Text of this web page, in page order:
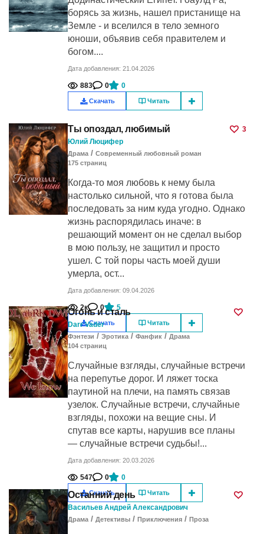
борясь за жизнь, нашел пристанище на
Земле - и вселился в тело земного
юноши, объявив себя правителем и
богом....
Дата добавления: 21.04.2026
883 0 0
Скачать Читать
Ты опоздал, любимый
3
Юлий Люцифер
Драма / Современный любовный роман
175 cтраниц
Когда-то моя любовь к нему была
настолько сильной, что я готова была
последовать за ним куда угодно. Однако
жизнь распорядилась иначе: в
решающий момент он не сделал выбор
в мою пользу, не защитил и просто
ушел. С той поры часть моей души
умерла, ост...
Дата добавления: 09.04.2026
2к 0 5
Скачать Читать
Огонь и сталь
Darr Vader
Фэнтези / Эротика / Фанфик / Драма
104 cтраниц
Случайные взгляды, случайные встречи
на перепутье дорог. И ляжет тоска
паутиной на плечи, на память связав
узелок. Случайные встречи, случайные
взгляды, похожи на вещие сны. И
спутав все карты, нарушив все планы
— случайные встречи судьбы!...
Дата добавления: 20.03.2026
547 0 0
Скачать Читать
Останний день
Васильев Андрей Александрович
Драма / Детективы / Приключения / Проза